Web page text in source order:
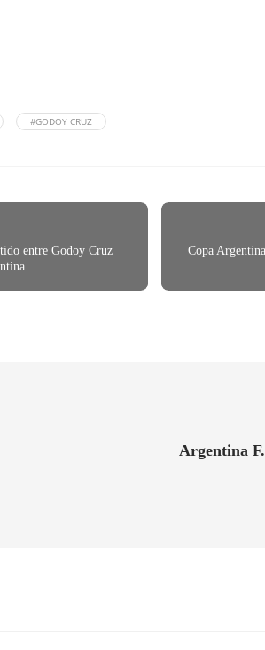
#GODOY CRUZ
entre Godoy Cruz
Copa
Argentina